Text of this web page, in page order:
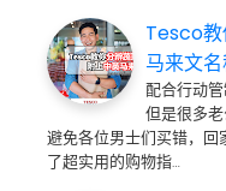
Tesco教
马来文名
配合行动
但是很多
避免各位男士们买错，
了超实用的购物指…